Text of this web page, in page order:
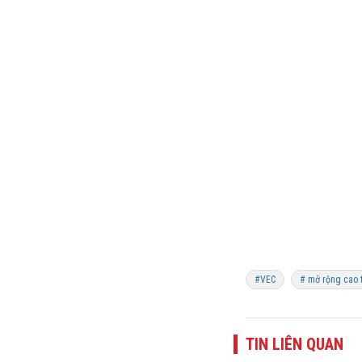
#VEC # mở rộng cao
TIN LIÊN QUAN